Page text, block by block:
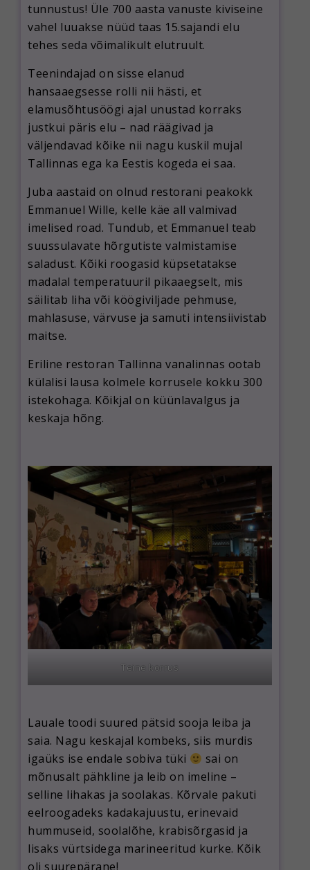
tunnustus! Üle 700 aasta vanuste kiviseine
vahel luuakse nüüd taas 15.sajandi elu
tehes seda võimalikult elutruult.
Teenindajad on sisse elanud
hansaaegsesse rolli nii hästi, et
elamusõhtusöögi ajal unustad korraks
justkui päris elu – nad räägivad ja
väljendavad kõike nii nagu kuskil mujal
Tallinnas ega ka Eestis kogeda ei saa.
Juba aastaid on olnud restorani peakokk
Emmanuel Wille, kelle käe all valmivad
imelised road. Tundub, et Emmanuel teab
suussulavate hõrgutiste valmistamise
saladust. Kõiki roogasid küpsetatakse
madalal temperatuuril pikaaegselt, mis
säilitab liha või köögiviljade pehmuse,
mahlasuse, värvuse ja samuti intensiivistab
maitse.
Eriline restoran Tallinna vanalinnas ootab
külalisi lausa kolmele korrusele kokku 300
istekohaga. Kõikjal on küünlavalgus ja
keskaja hõng.
Teine korrus
Lauale toodi suured pätsid sooja leiba ja
saia. Nagu keskajal kombeks, siis murdis
igaüks ise endale sobiva tüki
sai on
mõnusalt pähkline ja leib on imeline –
selline lihakas ja soolakas. Kõrvale pakuti
eelroogadeks kadakajuustu, erinevaid
hummuseid, soolalõhe, krabisõrgasid ja
lisaks vürtsidega marineeritud kurke. Kõik
oli suurepärane!